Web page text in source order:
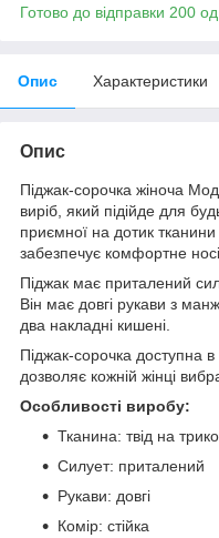
Готово до відправки 200 од.
Опис Характеристики
Опис
Піджак-сорочка жіноча
виріб, який підійде для
приємної на дотик тканини
забезпечує комфортне
Піджак має приталений
Він має довгі рукави з
два накладні кишені.
Піджак-сорочка доступна
дозволяє кожній жінці
Особливості виробу:
Тканина: твід на
Силует: приталений
Рукави: довгі
Комір: стійка